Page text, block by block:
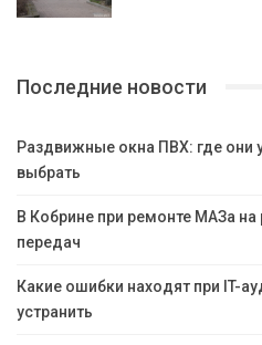
Последние новости
Раздвижные окна ПВХ: где они
выбрать
В Кобрине при ремонте МАЗа на
передач
Какие ошибки находят при IT-
устранить